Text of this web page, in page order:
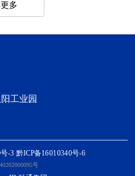
多
工业园
-3 黔ICP备16010340号-6
号